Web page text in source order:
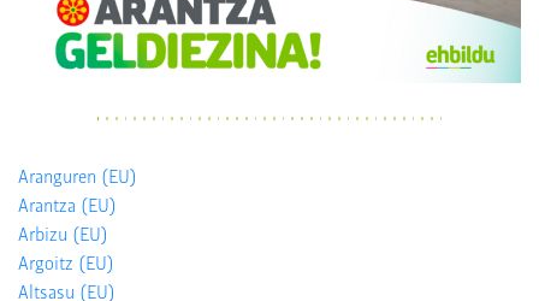
Aranguren (EU)
Arantza (EU)
Arbizu (EU)
Argoitz (EU)
Altsasu (EU)